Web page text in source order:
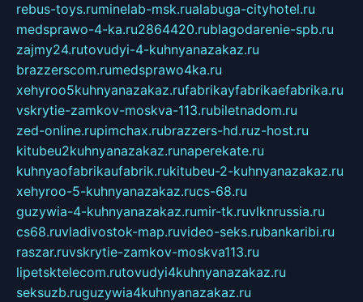
rebus-toys.ruminelab-msk.rualabuga-cityhotel.ru
medsprawo-4-ka.ru2864420.rublagodarenie-spb.ru
zajmy24.rutovudyi-4-kuhnyanazakaz.ru
brazzerscom.rumedsprawo4ka.ru
xehyroo5kuhnyanazakaz.rufabrikayfabrikaefabrika.ru
vskrytie-zamkov-moskva-113.rubiletnadom.ru
zed-online.rupimchax.rubrazzers-hd.ruz-host.ru
kitubeu2kuhnyanazakaz.runaperekate.ru
kuhnyaofabrikaufabrik.rukitubeu-2-kuhnyanazakaz.ru
xehyroo-5-kuhnyanazakaz.rucs-68.ru
guzywia-4-kuhnyanazakaz.rumir-tk.ruvlknrussia.ru
cs68.ruvladivostok-map.ruvideo-seks.rubankaribi.ru
raszar.ruvskrytie-zamkov-moskva113.ru
lipetsktelecom.rutovudyi4kuhnyanazakaz.ru
seksuzb.ruguzywia4kuhnyanazakaz.ru